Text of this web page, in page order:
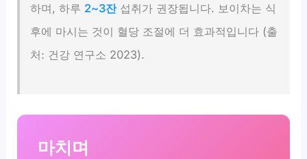
하며, 하루 2~3잔섭취가 권장됩니다. 보이차는 식
후에 마시는 것이 혈당 조절에 더 효과적입니다 (출
처: 건강 연구소 2023).
마치며